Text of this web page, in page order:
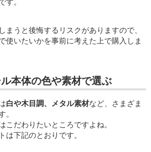
す。
まうと後悔するリスクがありますので、
使いたいかを事前に考えた上で購入しま
本体の色や素材で選ぶ
白や木目調、メタル素材など、さまざま
。
こだわりたいところですよね。
は下記のとおりです。